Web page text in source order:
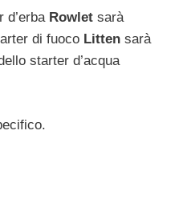
d’erba Rowlet sarà
di fuoco Litten sarà
starter d’acqua